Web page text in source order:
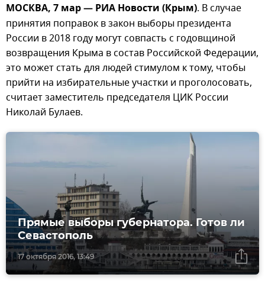
МОСКВА, 7 мар — РИА Новости (Крым). В случае
принятия поправок в закон выборы президента
России в 2018 году могут совпасть с годовщиной
возвращения Крыма в состав Российской Федерации,
это может стать для людей стимулом к тому, чтобы
прийти на избирательные участки и проголосовать,
считает заместитель председателя ЦИК России
Николай Булаев.
17 октября 2016, 13:49
Прямые выборы губернатора. Готов ли
Севастополь